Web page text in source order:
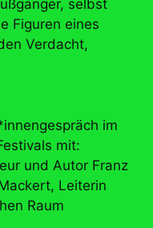
selbst
Figuren eines
Verdacht,
im
mit:
und Autor Franz
Leiterin
Raum